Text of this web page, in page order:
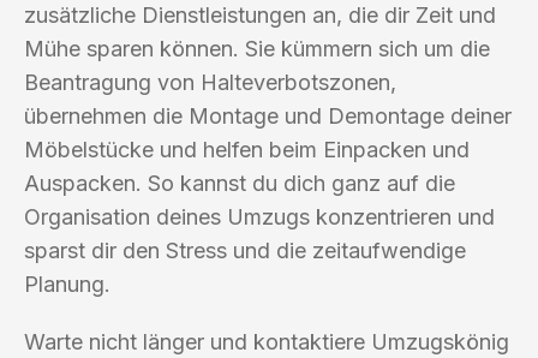
zusätzliche Dienstleistungen an, die dir Zeit und
Mühe sparen können. Sie kümmern sich um die
Beantragung von Halteverbotszonen,
übernehmen die Montage und Demontage deiner
Möbelstücke und helfen beim Einpacken und
Auspacken. So kannst du dich ganz auf die
Organisation deines Umzugs konzentrieren und
sparst dir den Stress und die zeitaufwendige
Planung.
Warte nicht länger und kontaktiere Umzugskönig